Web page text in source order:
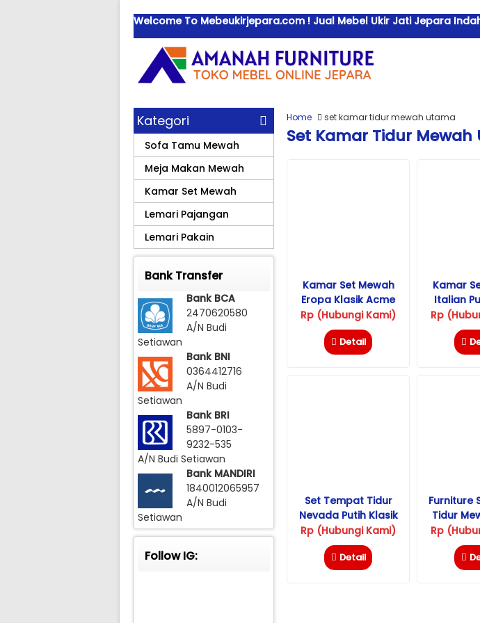
Welcome To Mebeukirjepara.com ! Jual Mebel Ukir Jati Jepara
Home set kamar tidur mewah utama
Set Kamar Tidur Mewah
Kamar Set Mewah
Eropa Klasik Acme
Ukiran Jepara
Rp (Hubungi Kami)
Detail
Kamar
Italian
Rp
Set Tempat Tidur
Nevada Putih Klasik
Mewah
Rp (Hubungi Kami)
Detail
Furniture
Tidur
Rp
Kategori
Sofa Tamu Mewah
Meja Makan Mewah
Kamar Set Mewah
Lemari Pajangan
Lemari Pakain
Bank Transfer
Bank BCA
2470620580
A/N Budi
Setiawan
Bank BNI
0364412716
A/N Budi
Setiawan
Bank BRI
5897-0103-
9232-535
A/N Budi Setiawan
Bank MANDIRI
1840012065957
A/N Budi
Setiawan
Follow IG: